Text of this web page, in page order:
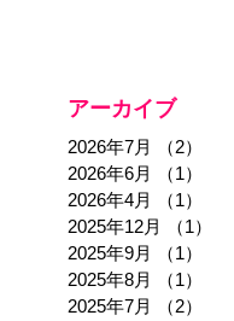
アーカイブ
2026年7月 （2）
2026年6月
（1）
2026年4月
（1）
2025年12月
（1）
2025年9月
（1）
2025年8月
（1）
2025年7月
（2）